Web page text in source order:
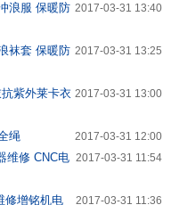
2017-03-31 13:40
浪服 保暖防
2017-03-31 13:25
袜套 保暖防
2017-03-31 13:00
紫外莱卡衣
2017-03-31 12:00
绳
2017-03-31 11:54
维修 CNC电
2017-03-31 11:36
修增铭机电